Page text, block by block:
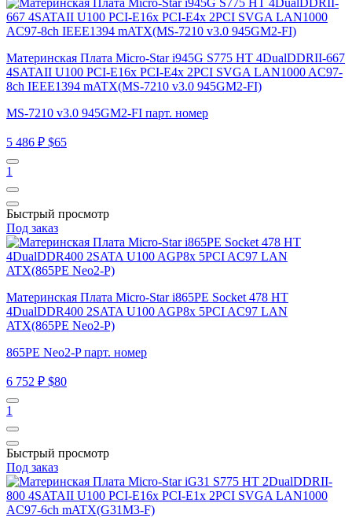
Материнская Плата Micro-Star i945G S775 HT 4DualDDRII-667
4SATAII U100 PCI-E16x PCI-E4x 2PCI SVGA LAN1000 AC97-
8ch IEEE1394 mATX(MS-7210 v3.0 945GM2-FI)
MS-7210 v3.0 945GM2-FI парт. номер
5 486 ₽ $65
1
Быстрый просмотр
Под заказ
Материнская Плата Micro-Star i865PE Socket 478 HT
4DualDDR400 2SATA U100 AGP8x 5PCI AC97 LAN
ATX(865PE Neo2-P)
865PE Neo2-P парт. номер
6 752 ₽ $80
1
Быстрый просмотр
Под заказ